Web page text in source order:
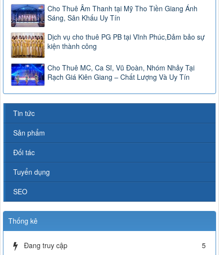
Cho Thuê Âm Thanh tại Mỹ Tho Tiền Giang Ánh
Sáng, Sân Khấu Uy Tín
Dịch vụ cho thuê PG PB tại Vĩnh Phúc,Đảm bảo sự
kiện thành công
Cho Thuê MC, Ca Sĩ, Vũ Đoàn, Nhóm Nhảy Tại
Rạch Giá Kiên Giang – Chất Lượng Và Uy Tín
Tin tức
Sản phẩm
Đối tác
Tuyển dụng
SEO
Thống kê
Đang truy cập
5